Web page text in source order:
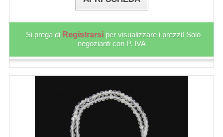
Si prega di Registrarsi per visualizzare i prezzi! Solo
negozianti con P. IVA